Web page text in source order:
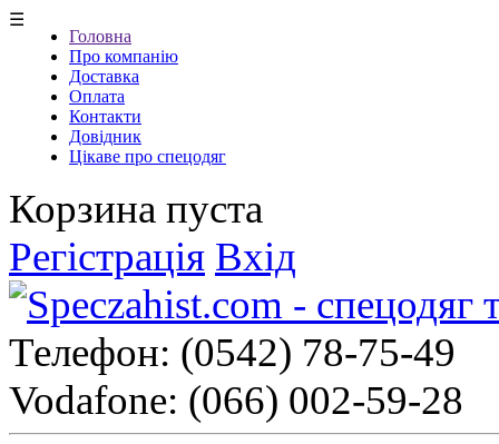
☰
Головна
Про компанію
Доставка
Оплата
Контакти
Довідник
Цікаве про спецодяг
Корзина пуста
Регістрація Вхід
Телефон: (0542) 78-75-49
Vodafone: (066) 002-59-28